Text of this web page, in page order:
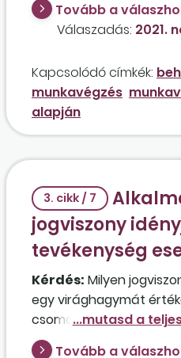
munkaidőben dolgozik,
napi 4 órás
Tovább a
Válaszadás: 2021.
Kapcsolódó címkék:
munkavégzés
alapján
3. cikk / 7
jogviszony
tevékenység
Kérdés: Milyen
egy virághagymát
csomagolást végző
esetben, ha a hagymák
Tovább a